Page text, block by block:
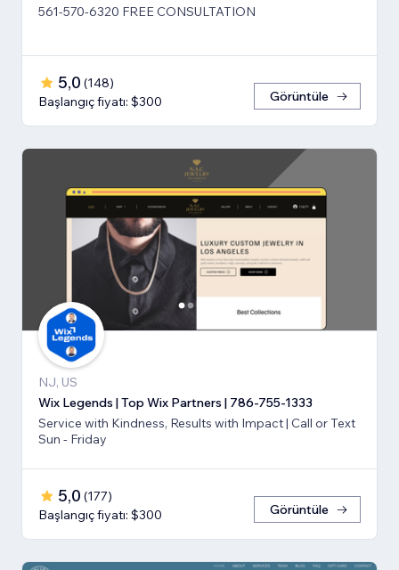
561-570-6320 FREE CONSULTATION
5,0 (148)
Başlangıç fiyatı: $300
Görüntüle
NJ, US
Wix Legends | Top Wix Partners | 786-755-1333
Service with Kindness, Results with Impact | Call or Text
Sun - Friday
5,0 (177)
Başlangıç fiyatı: $300
Görüntüle